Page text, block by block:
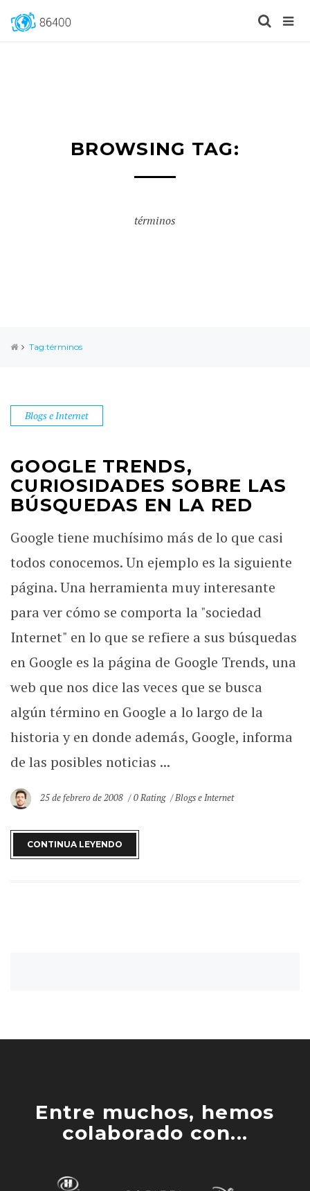
BROWSING TAG:
términos
Tag:términos
Blogs e Internet
GOOGLE TRENDS,
CURIOSIDADES SOBRE LAS
BÚSQUEDAS EN LA RED
Google tiene muchísimo más de lo que casi
todos conocemos. Un ejemplo es la siguiente
página. Una herramienta muy interesante
para ver cómo se comporta la "sociedad
Internet" en lo que se refiere a sus búsquedas
en Google es la página de Google Trends, una
web que nos dice las veces que se busca
algún término en Google a lo largo de la
historia y en donde además, Google, informa
de las posibles noticias ...
25 de febrero de 2008 0 Rating Blogs e Internet
CONTINUA LEYENDO
Entre muchos, hemos
colaborado con...